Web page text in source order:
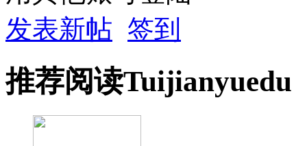
发表新帖 签到
推荐阅读Tuijianyuedu